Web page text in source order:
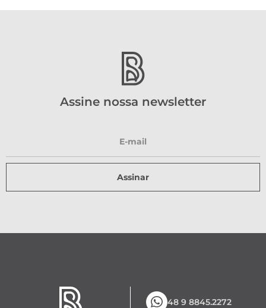
Assine nossa newsletter
Assinar
48 9 8845.2272